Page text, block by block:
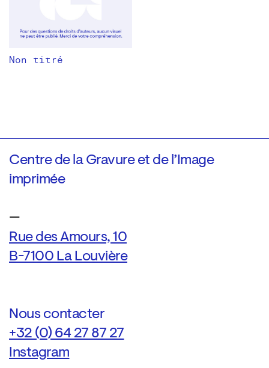
Non titré
Centre de la Gravure et de l’Image
imprimée
—
Rue des Amours, 10
B-7100 La Louvière
Nous contacter
+32 (0) 64 27 87 27
Instagram